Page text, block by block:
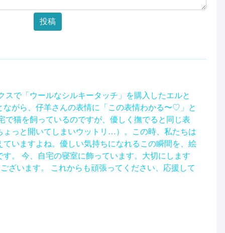
投稿
スで「ウールなシルキータッチ」を購入したエルと
ながら、仔羊さんの表情に「この表情わかる〜♡」と
で猫を飼っているのですが、優しく撫でると同じ表
ょっと開いてしまいウットリ…）。この時、私たちは
いますよね。優しい気持ちになれるこの瞬間を、絵
。 今、自宅の寝室に飾っています。大切にします
ざいます。 これからも頑張ってください、応援して